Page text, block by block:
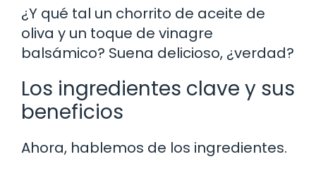
¿Y qué tal un chorrito de aceite de
oliva y un toque de vinagre
balsámico? Suena delicioso, ¿verdad?
Los ingredientes clave y sus
beneficios
Ahora, hablemos de los ingredientes.